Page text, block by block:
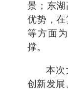
景；东
优势，
等方面
撑。
本次
创新发展